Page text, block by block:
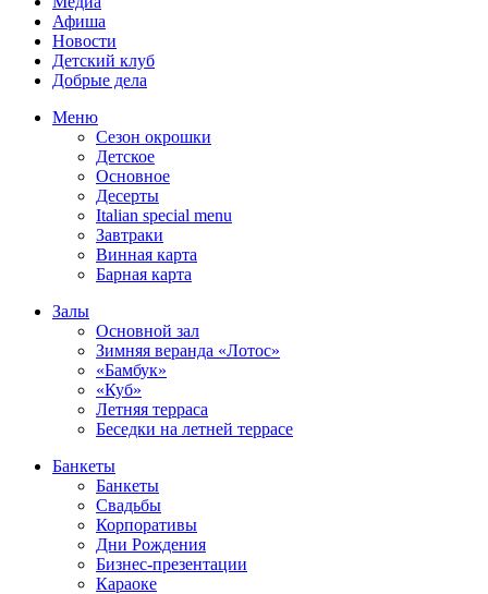
Афиша
Новости
Детский клуб
Добрые дела
Меню
Сезон окрошки
Детское
Основное
Десерты
Italian special menu
Завтраки
Винная карта
Барная карта
Залы
Основной зал
Зимняя веранда «Лотос»
«Бамбук»
«Куб»
Летняя терраса
Беседки на летней террасе
Банкеты
Банкеты
Свадьбы
Корпоративы
Дни Рождения
Бизнес-презентации
Караоке